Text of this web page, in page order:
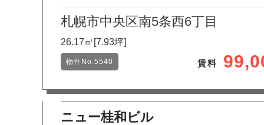
札幌市中央区南5条西6丁目
26.17㎡[7.93坪]
物件No.5540 賃料
ニュー桂和ビル